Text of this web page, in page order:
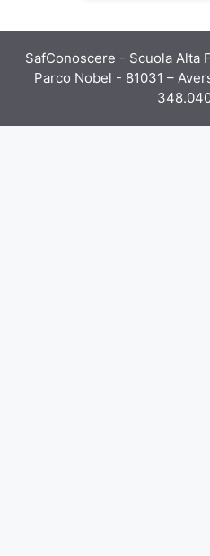
SafConoscere - Scuola Alta
Parco Nobel - 81031 –